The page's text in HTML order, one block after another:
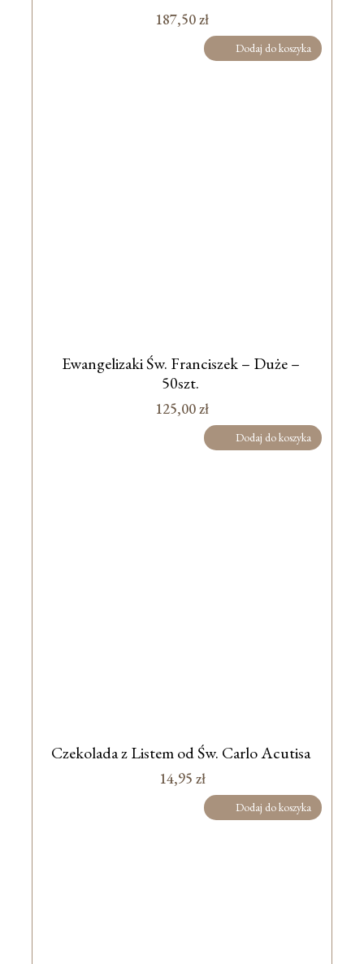
187,50zł
Dodaj do koszyka
Ewangelizaki Św. Franciszek – Duże –
50szt.
125,00zł
Dodaj do koszyka
Czekolada z Listem od Św. Carlo Acutisa
14,95 zł
Dodaj do koszyka